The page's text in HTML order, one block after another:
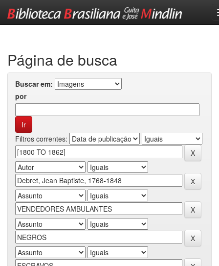
Página de busca
Buscar em:
por
Filtros correntes: